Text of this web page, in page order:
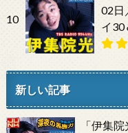
10
02日
イ30
新しい記事
「伊集